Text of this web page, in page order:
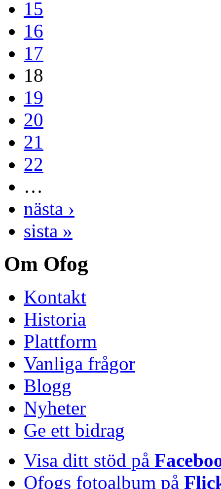
15
16
17
18
19
20
21
22
…
nästa ›
sista »
Om Ofog
Kontakt
Historia
Plattform
Vanliga frågor
Blogg
Nyheter
Ge ett bidrag
Visa ditt stöd på
Ofogs fotoalbum på